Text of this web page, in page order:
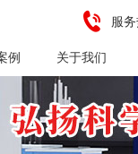
例 关于我们
服